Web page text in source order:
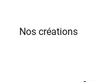
Nos créations